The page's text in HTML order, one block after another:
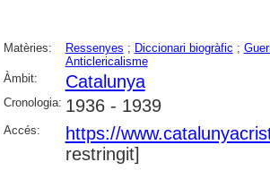
Matèries: Ressenyes ; Diccionari biogràfic ;
Anticlericalisme
Àmbit:
Catalunya
Cronologia: 1936 - 1939
Accés:
https://
restringit]